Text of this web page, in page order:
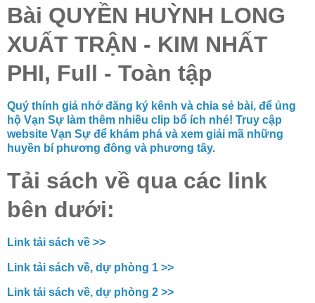
Bài QUYỀN HUỲNH LONG
XUẤT TRẬN - KIM NHẤT
PHI, Full - Toàn tập
Quý thính giả nhớ đăng ký kênh và chia sẻ bài, để ủng
hộ Vạn Sự làm thêm nhiều clip bổ ích nhé! Truy cập
website Vạn Sự để khám phá và xem giải mã những
huyền bí phương đông và phương tây.
Tải sách về qua các link
bên dưới:
Link tải sách về >>
Link tải sách về, dự phòng 1 >>
Link tải sách về, dự phòng 2 >>